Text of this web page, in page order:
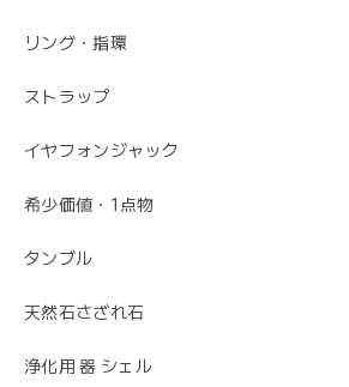
リング・指環
ストラップ
イヤフォンジャック
希少価値・1点物
タンブル
天然石さざれ石
浄化用 器 シェル